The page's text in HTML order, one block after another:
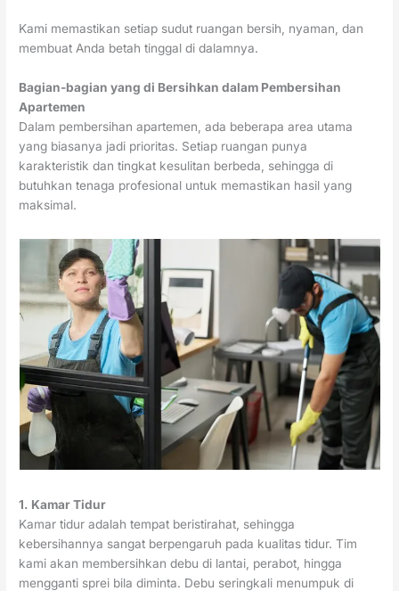
Kami memastikan setiap sudut ruangan bersih, nyaman, dan
membuat Anda betah tinggal di dalamnya.
Bagian-bagian yang di Bersihkan dalam Pembersihan
Apartemen
Dalam pembersihan apartemen, ada beberapa area utama
yang biasanya jadi prioritas. Setiap ruangan punya
karakteristik dan tingkat kesulitan berbeda, sehingga di
butuhkan tenaga profesional untuk memastikan hasil yang
maksimal.
1. Kamar Tidur
Kamar tidur adalah tempat beristirahat, sehingga
kebersihannya sangat berpengaruh pada kualitas tidur. Tim
kami akan membersihkan debu di lantai, perabot, hingga
mengganti sprei bila diminta. Debu seringkali menumpuk di